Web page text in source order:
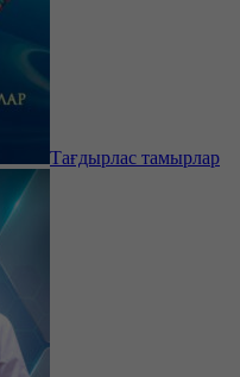
Тағдырлас тамырлар